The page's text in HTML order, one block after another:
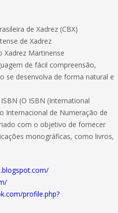
de Xadrez (CBX)
de Xadrez
Xadrez Martinense
de fácil compreensão,
se desenvolva de forma natural e
(O ISBN (International
Internacional de Numeração de
com o objetivo de fornecer
monográficas, como livros,
profile.php?